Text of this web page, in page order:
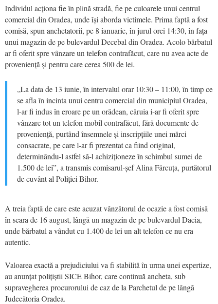
Individul acționa fie în plină stradă, fie pe culoarele unui centrul
comercial din Oradea, unde își aborda victimele. Prima faptă a fost
comisă, spun anchetatorii, pe 8 ianuarie, în jurul orei 14:30, în fața
unui magazin de pe bulevardul Decebal din Oradea. Acolo bărbatul
ar fi oferit spre vânzare un telefon contrafăcut, care nu avea acte de
proveniență și pentru care cerea 500 de lei.
„La data de 13 iunie, în intervalul orar 10:30 – 11:00, în timp ce
se afla în incinta unui centru comercial din municipiul Oradea,
l-ar fi indus în eroare pe un orădean, căruia i-ar fi oferit spre
vânzare tot un telefon mobil contrafăcut, fără documente de
proveniență, purtând însemnele și inscripțiile unei mărci
consacrate, pe care l-ar fi prezentat ca fiind original,
determinându-l astfel să-l achiziționeze în schimbul sumei de
1.500 de lei”, a transmis comisarul-șef Alina Fărcuța, purtătorul
de cuvânt al Poliției Bihor.
A treia faptă de care este acuzat vânzătorul de ocazie a fost comisă
în seara de 16 august, lângă un magazin de pe bulevardul Dacia,
unde bărbatul a vândut cu 1.400 de lei un alt telefon ce nu era
autentic.
Valoarea exactă a prejudiciului va fi stabilită în urma unei expertize,
au anunțat polițiștii SICE Bihor, care continuă ancheta, sub
supravegherea procurorului de caz de la Parchetul de pe lângă
Judecătoria Oradea.